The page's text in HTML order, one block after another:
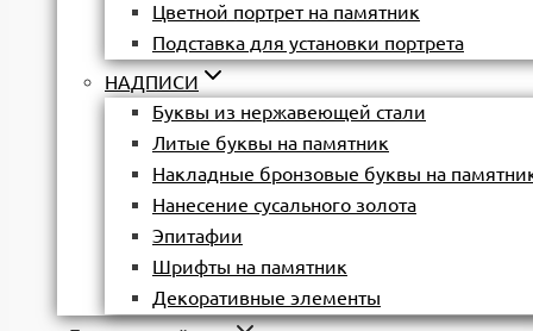
Цветной портрет на памятник
Подставка для установки портрета
НАДПИСИ
Буквы из нержавеющей стали
Литые буквы на памятник
Накладные бронзовые буквы на
Нанесение сусального золота
Эпитафии
Шрифты на памятник
Декоративные элементы